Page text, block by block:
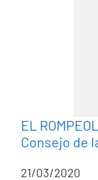
EL
Consejo de
21/03/2020